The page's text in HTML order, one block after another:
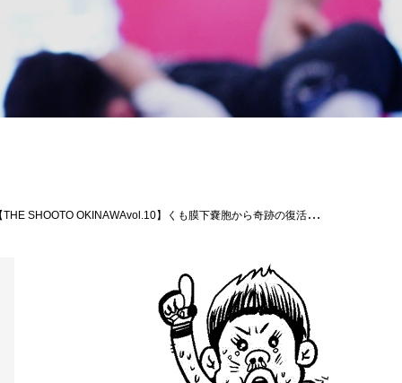
ントがあれば県外の方もWEBから視聴可能です#小生隆弘#グランドスラムAPP#shooto0414 #修斗 #shooto #EVERGROUND #斬修斗沖縄 #沖縄 #那覇 #コザ #MMA #総合格闘技 #THESHOOTOOKINAWA